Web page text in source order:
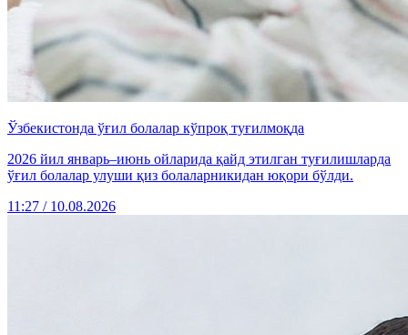
Ўзбекистонда ўғил болалар кўпроқ туғилмоқда
2026 йил январь–июнь ойларида қайд этилган туғилишларда
ўғил болалар улуши қиз болаларникидан юқори бўлди.
11:27 / 10.08.2026